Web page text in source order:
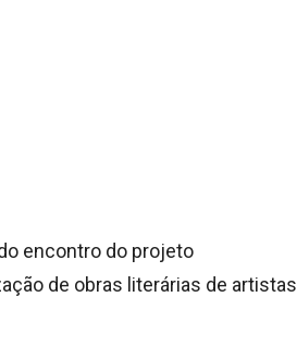
encontro do projeto
de obras literárias de artistas